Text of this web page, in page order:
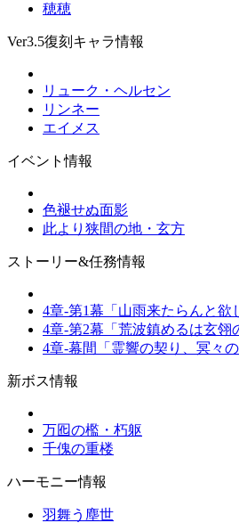
穂穂
Ver3.5復刻キャラ情報
リューク・ヘルセン
リンネー
エイメス
イベント情報
色褪せぬ面影
此より狭間の地・玄方
ストーリー&任務情報
4章-第1幕「山雨来たらんと欲
4章-第2幕「荒波鎮めるは玄翎
4章-幕間「霊響の契り、冥々の
新ボス情報
万囮の檻・朽躯
千傀の重楼
ハーモニー情報
羽舞う塵世